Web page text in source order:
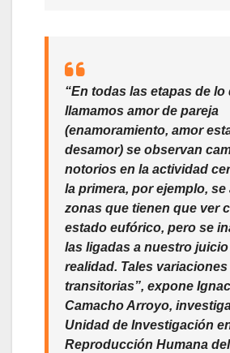
“En todas las etapas de lo
llamamos amor de pareja
(enamoramiento, amor
desamor) se observan
notorios en la actividad
la primera, por ejemplo, se
zonas que tienen que ver
estado eufórico, pero se
las ligadas a nuestro juicio
realidad. Tales
transitorias”, expone
Camacho Arroyo,
Unidad de Investigación
Reproducción Humana